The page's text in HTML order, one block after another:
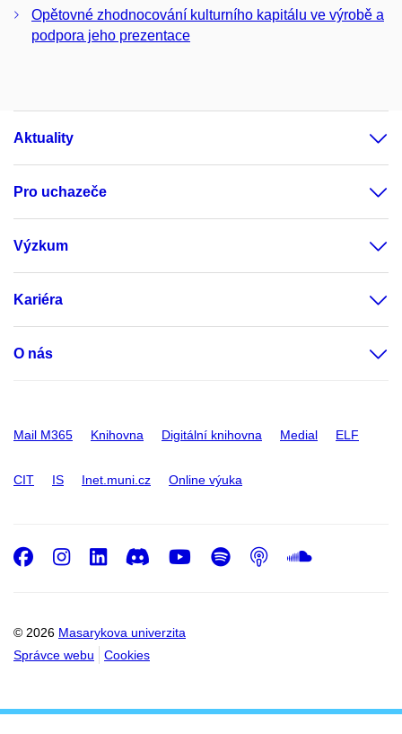
Opětovné zhodnocování kulturního kapitálu ve výrobě a
podpora jeho prezentace
Aktuality
Pro uchazeče
Výzkum
Kariéra
O nás
Mail M365 Knihovna Digitální knihovna Medial ELF
CIT IS Inet.muni.cz Online výuka
© 2026 Masarykova univerzita
Správce webu
Cookies
Facebook
Instagram
LinkedIn
DiscordYoutube
Spotify
Podcast